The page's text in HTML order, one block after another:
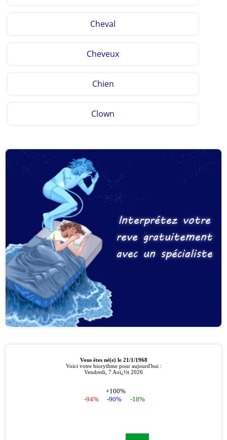
Cheval
Cheveux
Chien
Clown
Interprétez votre
reve gratuitement
avec un spécialiste